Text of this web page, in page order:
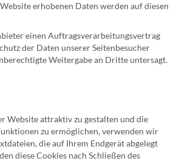
erhobenen Daten werden auf diesen
einen Auftragsverarbeitungsvertrag
der Daten unserer Seitenbesucher
Weitergabe an Dritte untersagt.
Website attraktiv zu gestalten und die
zu ermöglichen, verwenden wir
die auf Ihrem Endgerät abgelegt
diese Cookies nach Schließen des